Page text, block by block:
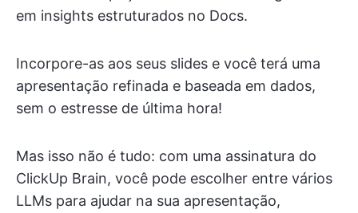
em insights estruturados no Docs.
Incorpore-as aos seus slides e você terá uma
apresentação refinada e baseada em dados,
sem o estresse de última hora!
Mas isso não é tudo: com uma assinatura do
ClickUp Brain, você pode escolher entre vários
LLMs para ajudar na sua apresentação,